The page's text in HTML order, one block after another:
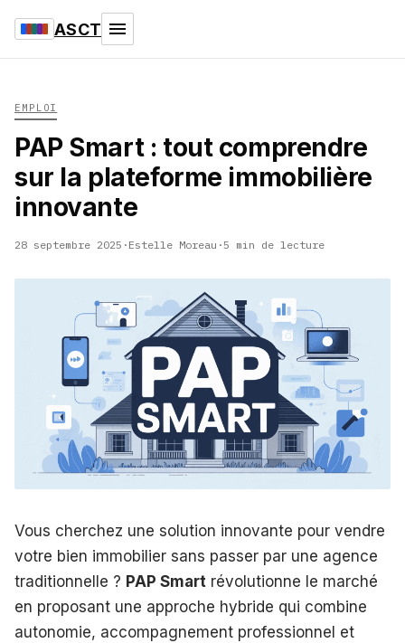
ASCT
EMPLOI
PAP Smart : tout comprendre
sur la plateforme immobilière
innovante
28 septembre 2025 · Estelle Moreau ·5 min de lecture
Vous cherchez une solution innovante pour vendre
votre bien immobilier sans passer par une agence
traditionnelle ? PAP Smart révolutionne le marché
en proposant une approche hybride qui combine
autonomie, accompagnement professionnel et